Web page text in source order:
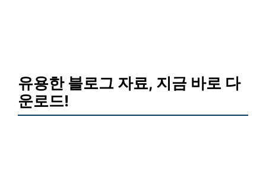
유용한 블로그 자료, 지금 바로 다
운로드!